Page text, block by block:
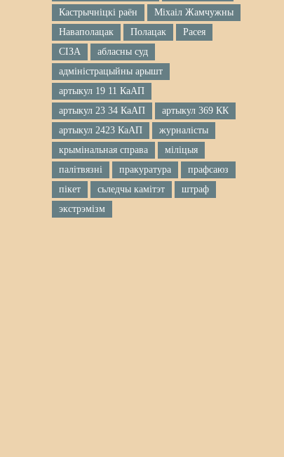
Кастрычніцкі раён
Міхаіл Жамчужны
Наваполацак
Полацак
Расея
СІЗА
абласны суд
адміністрацыйны арышт
артыкул 19 11 КаАП
артыкул 23 34 КаАП
артыкул 369 КК
артыкул 2423 КаАП
журналісты
крымінальная справа
міліцыя
палітвязні
пракуратура
прафсаюз
пікет
сьледчы камітэт
штраф
экстрэмізм